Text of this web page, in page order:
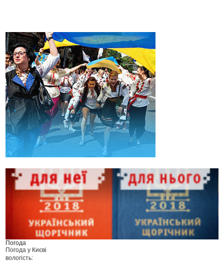
Погода
Погода у Києві
вологість: